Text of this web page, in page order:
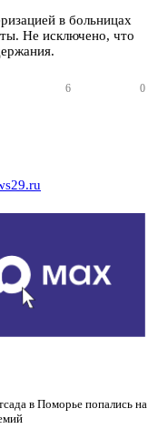
в больницах
Не исключено, что
6 0
в Поморье попались на